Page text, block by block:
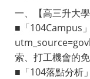
一、【高三升大
■「104Campus
索、打工機會的免
■「104落點分